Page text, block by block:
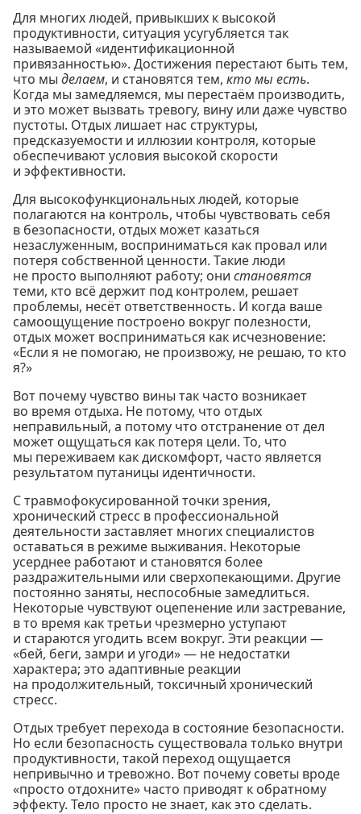
Для многих людей, привыкших к высокой
продуктивности, ситуация усугубляется так
называемой «идентификационной
привязанностью». Достижения перестают быть тем,
что мы делаем, и становятся тем, кто мы есть.
Когда мы замедляемся, мы перестаём производить,
и это может вызвать тревогу, вину или даже чувство
пустоты. Отдых лишает нас структуры,
предсказуемости и иллюзии контроля, которые
обеспечивают условия высокой скорости
и эффективности.
Для высокофункциональных людей, которые
полагаются на контроль, чтобы чувствовать себя
в безопасности, отдых может казаться
незаслуженным, восприниматься как провал или
потеря собственной ценности. Такие люди
не просто выполняют работу; они становятся
теми, кто всё держит под контролем, решает
проблемы, несёт ответственность. И когда ваше
самоощущение построено вокруг полезности,
отдых может восприниматься как исчезновение:
«Если я не помогаю, не произвожу, не решаю, то кто
я?»
Вот почему чувство вины так часто возникает
во время отдыха. Не потому, что отдых
неправильный, а потому что отстранение от дел
может ощущаться как потеря цели. То, что
мы переживаем как дискомфорт, часто является
результатом путаницы идентичности.
С травмофокусированной точки зрения,
хронический стресс в профессиональной
деятельности заставляет многих специалистов
оставаться в режиме выживания. Некоторые
усерднее работают и становятся более
раздражительными или сверхопекающими. Другие
постоянно заняты, неспособные замедлиться.
Некоторые чувствуют оцепенение или застревание,
в то время как третьи чрезмерно уступают
и стараются угодить всем вокруг. Эти реакции —
«бей, беги, замри и угоди» — не недостатки
характера; это адаптивные реакции
на продолжительный, токсичный хронический
стресс.
Отдых требует перехода в состояние безопасности.
Но если безопасность существовала только внутри
продуктивности, такой переход ощущается
непривычно и тревожно. Вот почему советы вроде
«просто отдохните» часто приводят к обратному
эффекту. Тело просто не знает, как это сделать.